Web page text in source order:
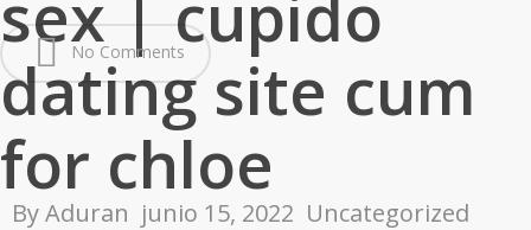
dating site cum
for chloe
ByAduran junio 15, 2022 Uncategorized
No Comments